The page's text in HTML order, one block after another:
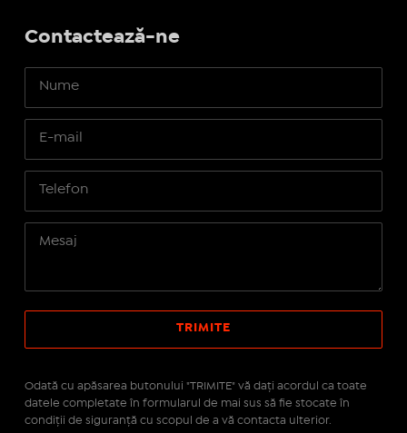
Contactează-ne
Odată cu apăsarea butonului "TRIMITE" vă daţi acordul ca toate
datele completate în formularul de mai sus să fie stocate în
condiţii de siguranţă cu scopul de a vă contacta ulterior.